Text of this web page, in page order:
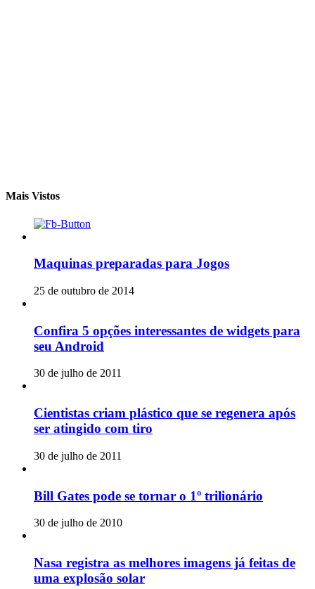
Mais Vistos
Maquinas preparadas para Jogos
25 de outubro de 2014
Confira 5 opções interessantes de widgets para
seu Android
30 de julho de 2011
Cientistas criam plástico que se regenera após
ser atingido com tiro
30 de julho de 2011
Bill Gates pode se tornar o 1º trilionário
30 de julho de 2010
Nasa registra as melhores imagens já feitas de
uma explosão solar